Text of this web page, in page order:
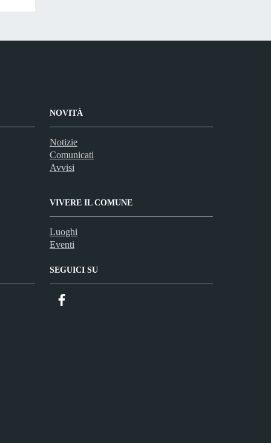
NOVITÀ
Notizie
Comunicati
Avvisi
VIVERE IL COMUNE
Luoghi
Eventi
SEGUICI SU